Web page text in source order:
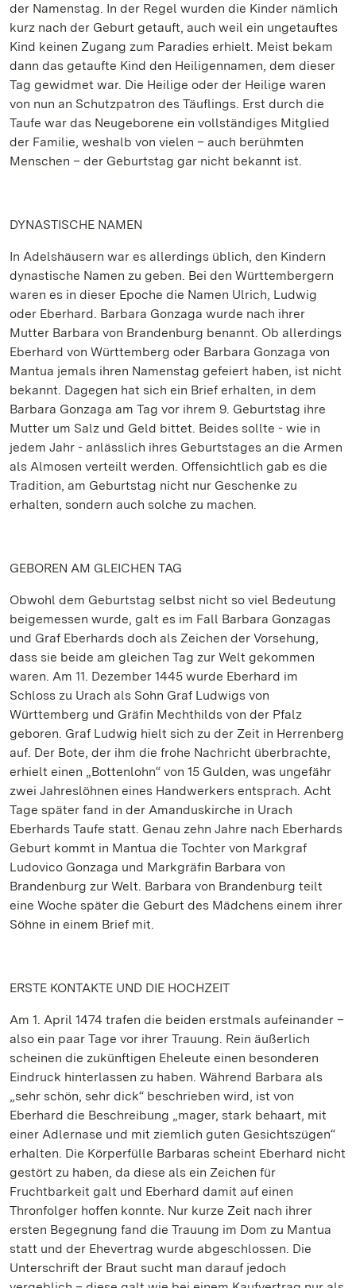
der Namenstag. In der Regel wurden die Kinder nämlich
kurz nach der Geburt getauft, auch weil ein ungetauftes
Kind keinen Zugang zum Paradies erhielt. Meist bekam
dann das getaufte Kind den Heiligennamen, dem dieser
Tag gewidmet war. Die Heilige oder der Heilige waren
von nun an Schutzpatron des Täuflings. Erst durch die
Taufe war das Neugeborene ein vollständiges Mitglied
der Familie, weshalb von vielen – auch berühmten
Menschen – der Geburtstag gar nicht bekannt ist.
DYNASTISCHE NAMEN
In Adelshäusern war es allerdings üblich, den Kindern
dynastische Namen zu geben. Bei den Württembergern
waren es in dieser Epoche die Namen Ulrich, Ludwig
oder Eberhard. Barbara Gonzaga wurde nach ihrer
Mutter Barbara von Brandenburg benannt. Ob allerdings
Eberhard von Württemberg oder Barbara Gonzaga von
Mantua jemals ihren Namenstag gefeiert haben, ist nicht
bekannt. Dagegen hat sich ein Brief erhalten, in dem
Barbara Gonzaga am Tag vor ihrem 9. Geburtstag ihre
Mutter um Salz und Geld bittet. Beides sollte - wie in
jedem Jahr - anlässlich ihres Geburtstages an die Armen
als Almosen verteilt werden. Offensichtlich gab es die
Tradition, am Geburtstag nicht nur Geschenke zu
erhalten, sondern auch solche zu machen.
GEBOREN AM GLEICHEN TAG
Obwohl dem Geburtstag selbst nicht so viel Bedeutung
beigemessen wurde, galt es im Fall Barbara Gonzagas
und Graf Eberhards doch als Zeichen der Vorsehung,
dass sie beide am gleichen Tag zur Welt gekommen
waren. Am 11. Dezember 1445 wurde Eberhard im
Schloss zu Urach als Sohn Graf Ludwigs von
Württemberg und Gräfin Mechthilds von der Pfalz
geboren. Graf Ludwig hielt sich zu der Zeit in Herrenberg
auf. Der Bote, der ihm die frohe Nachricht überbrachte,
erhielt einen „Bottenlohn“ von 15 Gulden, was ungefähr
zwei Jahreslöhnen eines Handwerkers entsprach. Acht
Tage später fand in der Amanduskirche in Urach
Eberhards Taufe statt. Genau zehn Jahre nach Eberhards
Geburt kommt in Mantua die Tochter von Markgraf
Ludovico Gonzaga und Markgräfin Barbara von
Brandenburg zur Welt. Barbara von Brandenburg teilt
eine Woche später die Geburt des Mädchens einem ihrer
Söhne in einem Brief mit.
ERSTE KONTAKTE UND DIE HOCHZEIT
Am 1. April 1474 trafen die beiden erstmals aufeinander –
also ein paar Tage vor ihrer Trauung. Rein äußerlich
scheinen die zukünftigen Eheleute einen besonderen
Eindruck hinterlassen zu haben. Während Barbara als
„sehr schön, sehr dick“ beschrieben wird, ist von
Eberhard die Beschreibung „mager, stark behaart, mit
einer Adlernase und mit ziemlich guten Gesichtszügen“
erhalten. Die Körperfülle Barbaras scheint Eberhard nicht
gestört zu haben, da diese als ein Zeichen für
Fruchtbarkeit galt und Eberhard damit auf einen
Thronfolger hoffen konnte. Nur kurze Zeit nach ihrer
ersten Begegnung fand die Trauung im Dom zu Mantua
statt und der Ehevertrag wurde abgeschlossen. Die
Unterschrift der Braut sucht man darauf jedoch